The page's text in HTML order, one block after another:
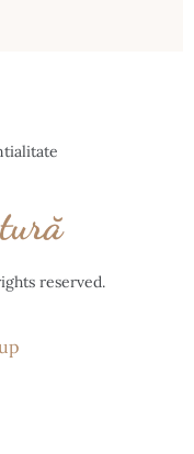
reserved.